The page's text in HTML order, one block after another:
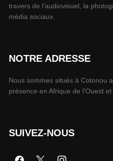
travers de l'audiovisuel, la
média sociaux.
NOTRE ADRESSE
Nous sommes situés à Cotonou
présence en Afrique de l'Ouest et
SUIVEZ-NOUS